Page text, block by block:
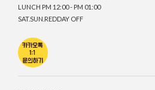
LUNCH PM 12:00 - PM 01:00
SAT.SUN.REDDAY OFF